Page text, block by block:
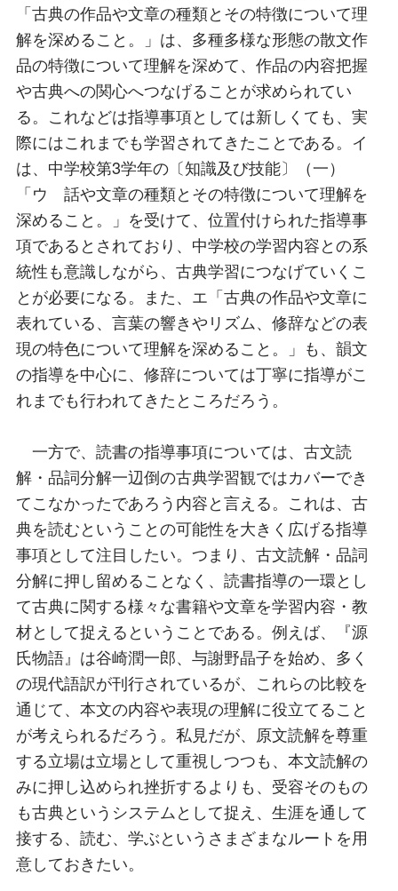
「古典の作品や文章の種類とその特徴について理
解を深めること。」は、多種多様な形態の散文作
品の特徴について理解を深めて、作品の内容把握
や古典への関心へつなげることが求められてい
る。これなどは指導事項としては新しくても、実
際にはこれまでも学習されてきたことである。イ
は、中学校第3学年の〔知識及び技能〕（一）
「ウ 話や文章の種類とその特徴について理解を
深めること。」を受けて、位置付けられた指導事
項であるとされており、中学校の学習内容との系
統性も意識しながら、古典学習につなげていくこ
とが必要になる。また、エ「古典の作品や文章に
表れている、言葉の響きやリズム、修辞などの表
現の特色について理解を深めること。」も、韻文
の指導を中心に、修辞については丁寧に指導がこ
れまでも行われてきたところだろう。
一方で、読書の指導事項については、古文読
解・品詞分解一辺倒の古典学習観ではカバーでき
てこなかったであろう内容と言える。これは、古
典を読むということの可能性を大きく広げる指導
事項として注目したい。つまり、古文読解・品詞
分解に押し留めることなく、読書指導の一環とし
て古典に関する様々な書籍や文章を学習内容・教
材として捉えるということである。例えば、『源
氏物語』は谷崎潤一郎、与謝野晶子を始め、多く
の現代語訳が刊行されているが、これらの比較を
通じて、本文の内容や表現の理解に役立てること
が考えられるだろう。私見だが、原文読解を尊重
する立場は立場として重視しつつも、本文読解の
みに押し込められ挫折するよりも、受容そのもの
も古典というシステムとして捉え、生涯を通して
接する、読む、学ぶというさまざまなルートを用
意しておきたい。